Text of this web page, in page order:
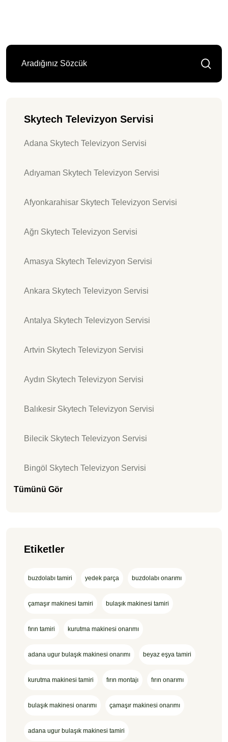
Skytech Televizyon Servisi
Adana Skytech Televizyon Servisi
Adıyaman Skytech Televizyon Servisi
Afyonkarahisar Skytech Televizyon Servisi
Ağrı Skytech Televizyon Servisi
Amasya Skytech Televizyon Servisi
Ankara Skytech Televizyon Servisi
Antalya Skytech Televizyon Servisi
Artvin Skytech Televizyon Servisi
Aydın Skytech Televizyon Servisi
Balıkesir Skytech Televizyon Servisi
Bilecik Skytech Televizyon Servisi
Bingöl Skytech Televizyon Servisi
Tümünü Gör
Etiketler
buzdolabı tamiri yedek parça buzdolabı onarımı
çamaşır makinesi tamiri bulaşık makinesi tamiri
fırın tamiri kurutma makinesi onarımı
adana ugur bulaşık makinesi onarımı beyaz eşya tamiri
kurutma makinesi tamiri fırın montajı fırın onarımı
bulaşık makinesi onarımı çamaşır makinesi onarımı
adana ugur bulaşık makinesi tamiri